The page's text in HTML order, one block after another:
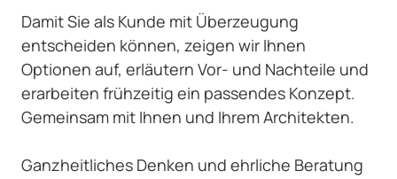
Damit Sie als Kunde mit Überzeugung
entscheiden können, zeigen wir Ihnen
Optionen auf, erläutern Vor- und Nachteile und
erarbeiten frühzeitig ein passendes Konzept.
Gemeinsam mit Ihnen und Ihrem Architekten.
Ganzheitliches Denken und ehrliche Beratung